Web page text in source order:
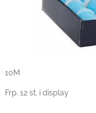
10M
Frp. 12 st. i display